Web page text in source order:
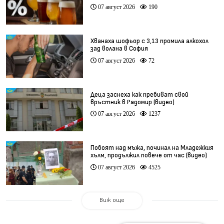
07 август 2026 190
Хванаха шофьор с 3,13 промила алкохол
зад волана в София
07 август 2026 72
Деца заснеха как пребиват свой
връстник в Радомир (видео)
07 август 2026 1237
Побоят над мъжа, починал на Младежкия
хълм, продължил повече от час (видео)
07 август 2026 4525
Виж още